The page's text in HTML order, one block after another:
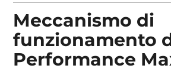
Meccanismo di
funzionamento
Performance